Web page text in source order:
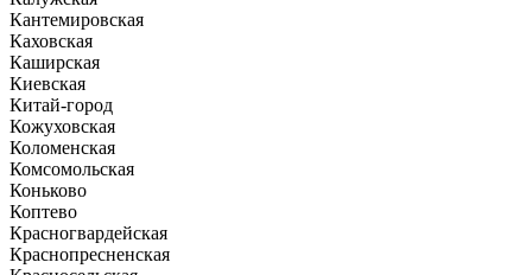
Кантемировская
Каховская
Каширская
Киевская
Китай-город
Кожуховская
Коломенская
Комсомольская
Коньково
Коптево
Красногвардейская
Краснопресненская